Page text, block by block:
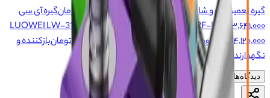
گیره تعمیر قاب و شاسی موبایل TBK-215A ۲۱٬۰۶۵٬۰۰۰ تومان
گیره آی سی
RF4 RF-FT06۳٬۶۴۱٬۰۰۰ تومان
گیره و فیکسچر چرخشیLUOWEI LW-319
360° ۴٬۱۲۰٬۰۰۰ تومان جدا کننده HERO LCD ۱۲٬۳۵۳٬۰۰۰ تومان
بازکننده و
نگهدارنده MAANT MAX LCD ۷٬۸۵۴٬۰۰۰ تومان
دیدگاه‌ها (